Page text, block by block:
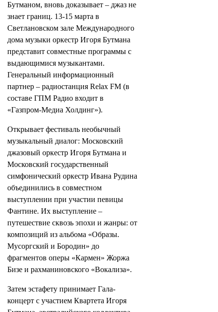
Бутманом, вновь доказывает – джаз не
знает границ. 13-15 марта в
Светлановском зале Международного
дома музыки оркестр Игоря Бутмана
представит совместные программы с
выдающимися музыкантами.
Генеральный информационный
партнер – радиостанция Relax FM (в
составе ГПМ Радио входит в
«Газпром-Медиа Холдинг»).
Открывает фестиваль необычный
музыкальный диалог: Московский
джазовый оркестр Игоря Бутмана и
Московский государственный
симфонический оркестр Ивана Рудина
объединились в совместном
выступлении при участии певицы
Фантине. Их выступление –
путешествие сквозь эпохи и жанры: от
композиций из альбома «Образы.
Мусоргский и Бородин» до
фрагментов оперы «Кармен» Жоржа
Бизе и рахманиновского «Вокализа».
Затем эстафету принимает Гала-
концерт с участием Квартета Игоря